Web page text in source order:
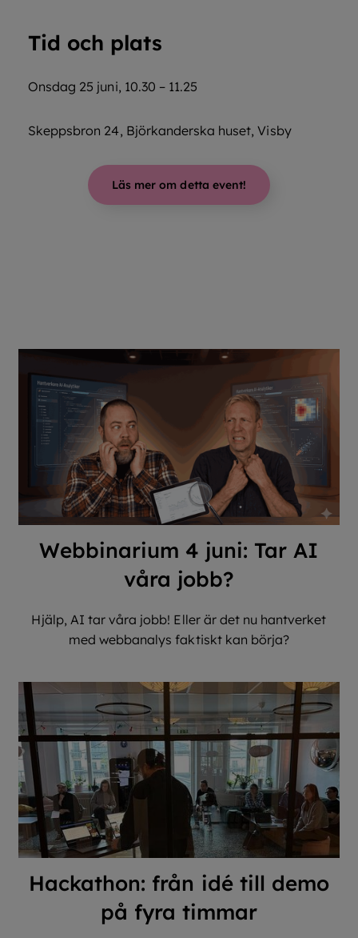
Tid och plats
Onsdag 25 juni, 10.30 – 11.25
Skeppsbron 24, Björkanderska huset, Visby
Läs mer om detta event!
Webbinarium 4 juni: Tar AI
våra jobb?
Hjälp, AI tar våra jobb! Eller är det nu hantverket
med webbanalys faktiskt kan börja?
Hackathon: från idé till demo
på fyra timmar